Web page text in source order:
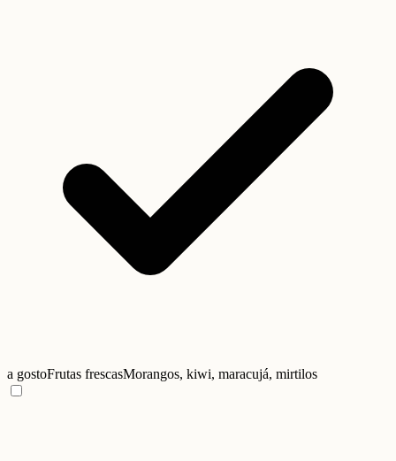
a gostoFrutas frescasMorangos, kiwi, maracujá, mirtilos